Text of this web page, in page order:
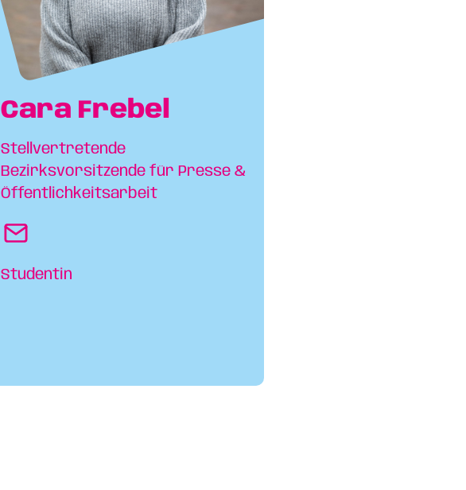
Cara Frebel
Stellvertretende
Bezirksvorsitzende für Presse &
Öffentlichkeitsarbeit
Studentin